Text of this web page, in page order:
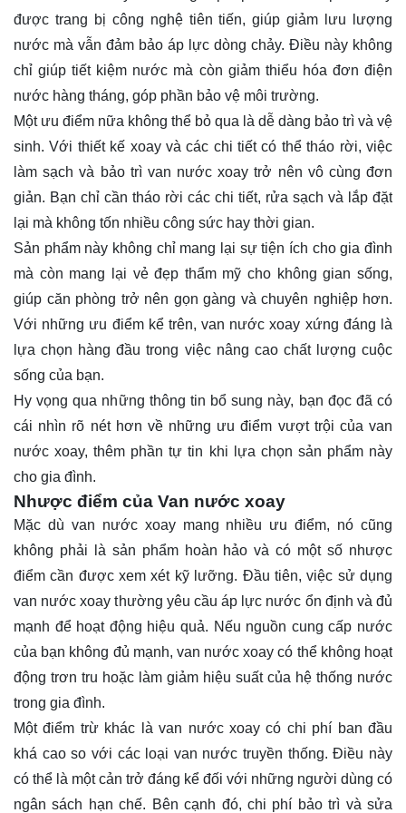
được trang bị công nghệ tiên tiến, giúp giảm lưu lượng
nước mà vẫn đảm bảo áp lực dòng chảy. Điều này không
chỉ giúp tiết kiệm nước mà còn giảm thiểu hóa đơn điện
nước hàng tháng, góp phần bảo vệ môi trường.
Một ưu điểm nữa không thể bỏ qua là dễ dàng bảo trì và vệ
sinh. Với thiết kế xoay và các chi tiết có thể tháo rời, việc
làm sạch và bảo trì van nước xoay trở nên vô cùng đơn
giản. Bạn chỉ cần tháo rời các chi tiết, rửa sạch và lắp đặt
lại mà không tốn nhiều công sức hay thời gian.
Sản phẩm này không chỉ mang lại sự tiện ích cho gia đình
mà còn mang lại vẻ đẹp thẩm mỹ cho không gian sống,
giúp căn phòng trở nên gọn gàng và chuyên nghiệp hơn.
Với những ưu điểm kể trên, van nước xoay xứng đáng là
lựa chọn hàng đầu trong việc nâng cao chất lượng cuộc
sống của bạn.
Hy vọng qua những thông tin bổ sung này, bạn đọc đã có
cái nhìn rõ nét hơn về những ưu điểm vượt trội của van
nước xoay, thêm phần tự tin khi lựa chọn sản phẩm này
cho gia đình.
Nhược điểm của Van nước xoay
Mặc dù van nước xoay mang nhiều ưu điểm, nó cũng
không phải là sản phẩm hoàn hảo và có một số nhược
điểm cần được xem xét kỹ lưỡng. Đầu tiên, việc sử dụng
van nước xoay thường yêu cầu áp lực nước ổn định và đủ
mạnh để hoạt động hiệu quả. Nếu nguồn cung cấp nước
của bạn không đủ mạnh, van nước xoay có thể không hoạt
động trơn tru hoặc làm giảm hiệu suất của hệ thống nước
trong gia đình.
Một điểm trừ khác là van nước xoay có chi phí ban đầu
khá cao so với các loại van nước truyền thống. Điều này
có thể là một cản trở đáng kể đối với những người dùng có
ngân sách hạn chế. Bên cạnh đó, chi phí bảo trì và sửa